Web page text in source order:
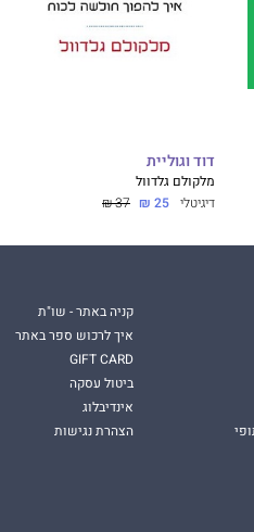
דוד וגוליית
מלקולם גלדוול
דיגיטלי 25 ₪
37 ₪
קניה באתר - שו"ת
איך לרכוש ספר באתר
GIFT CARD
ביטול עסקה
אינדיבלוג
הצהרת נגישות